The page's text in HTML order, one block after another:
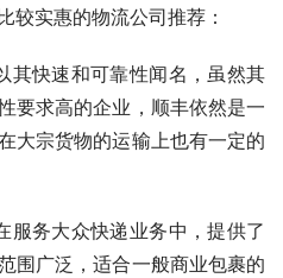
较实惠的物流公司推荐：
其快速和可靠性闻名，虽然其
要求高的企业，顺丰依然是一
大宗货物的运输上也有一定的
服务大众快递业务中，提供了
围广泛，适合一般商业包裹的